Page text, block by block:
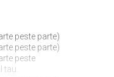
peste parte)
peste parte)
peste